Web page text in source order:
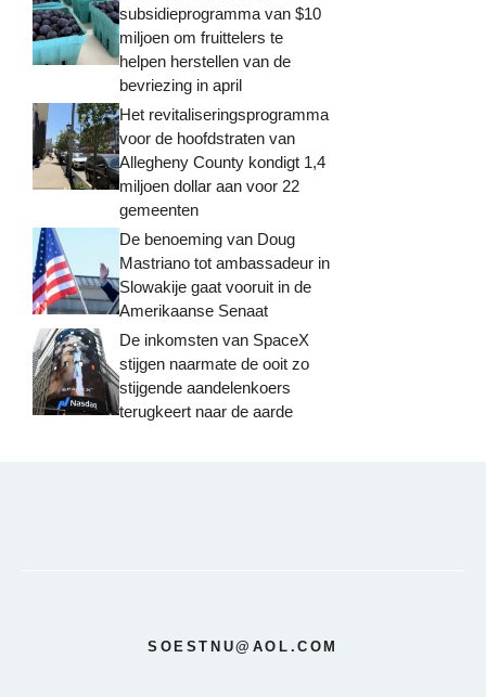
subsidieprogramma van $10
miljoen om fruittelers te
helpen herstellen van de
bevriezing in april
Het revitaliseringsprogramma
voor de hoofdstraten van
Allegheny County kondigt 1,4
miljoen dollar aan voor 22
gemeenten
De benoeming van Doug
Mastriano tot ambassadeur in
Slowakije gaat vooruit in de
Amerikaanse Senaat
De inkomsten van SpaceX
stijgen naarmate de ooit zo
stijgende aandelenkoers
terugkeert naar de aarde
SOESTNU@AOL.COM